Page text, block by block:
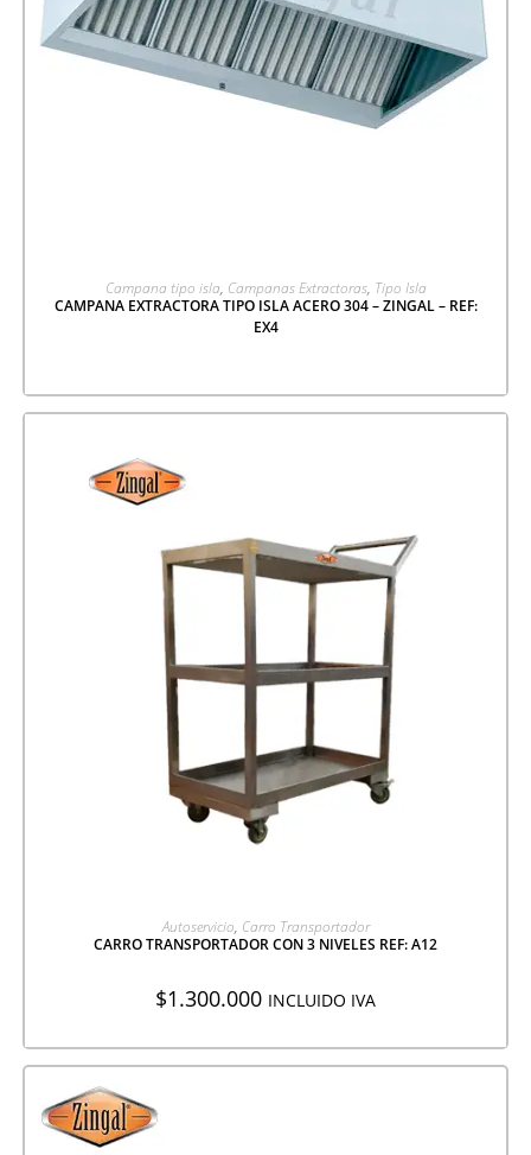
LEER MÁS
Campana tipo isla, Campanas Extractoras, Tipo Isla
CAMPANA EXTRACTORA TIPO ISLA ACERO 304 – ZINGAL – REF:
EX4
AGREGAR A COTIZACIÓN
Autoservicio, Carro Transportador
CARRO TRANSPORTADOR CON 3 NIVELES REF: A12
$1.300.000 INCLUIDO IVA